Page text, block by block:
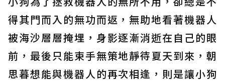
得其門而入的無功而返，無助地看著機器人
被海沙層層掩埋，身影逐漸消逝在自己的眼
前，最後只能束手無策地靜待夏天到來，朝
思暮想能與機器人的再次相逢，則是讓小狗